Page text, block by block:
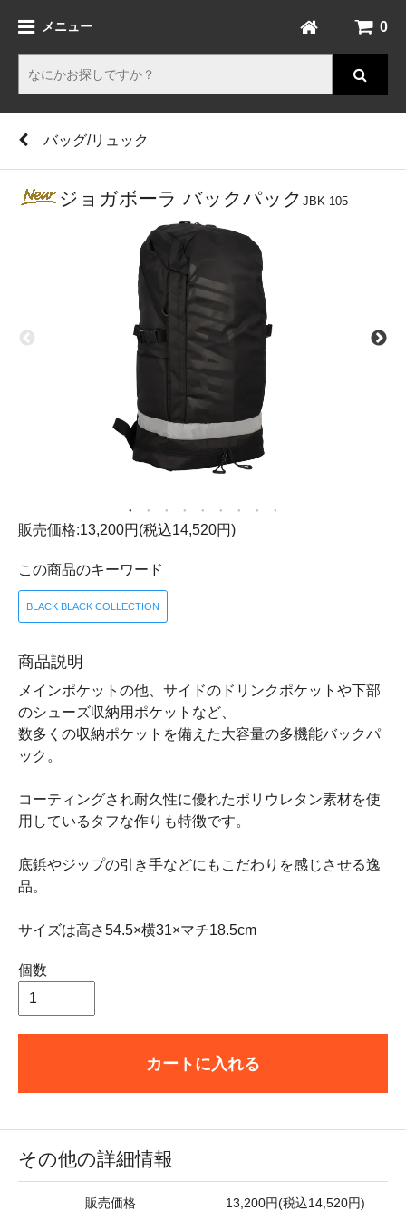
メニュー 0
バッグ/リュック
ジョガボーラ バックパック JBK-105
販売価格:13,200円(税込14,520円)
この商品のキーワード
BLACK BLACK COLLECTION
商品説明
メインポケットの他、サイドのドリンクポケットや下部
のシューズ収納用ポケットなど、
数多くの収納ポケットを備えた大容量の多機能バックパ
ック。
コーティングされ耐久性に優れたポリウレタン素材を使
用しているタフな作りも特徴です。
底鋲やジップの引き手などにもこだわりを感じさせる逸
品。
サイズは高さ54.5×横31×マチ18.5cm
個数
カートに入れる
その他の詳細情報
販売価格 13,200円(税込14,520円)